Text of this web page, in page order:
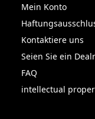
Mein Konto
Kontaktiere uns
Seien Sie ein Dealr
FAQ
intellectual